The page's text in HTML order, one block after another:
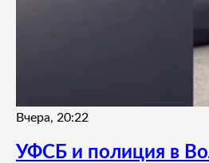
Вчера, 20:22
УФСБ и полиция в